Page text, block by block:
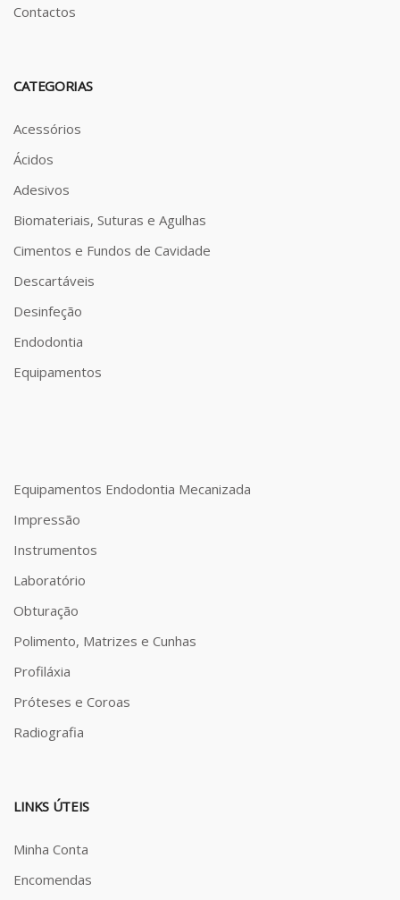
Contactos
CATEGORIAS
Acessórios
Ácidos
Adesivos
Biomateriais, Suturas e Agulhas
Cimentos e Fundos de Cavidade
Descartáveis
Desinfeção
Endodontia
Equipamentos
Equipamentos Endodontia Mecanizada
Impressão
Instrumentos
Laboratório
Obturação
Polimento, Matrizes e Cunhas
Profiláxia
Próteses e Coroas
Radiografia
LINKS ÚTEIS
Minha Conta
Encomendas